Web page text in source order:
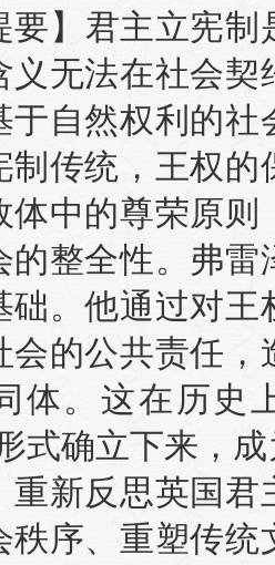
要】君主立宪
义无法在社会
于自然权利的
制传统，王权
体中的尊荣原
的整全性。弗
础。他通过对
会的公共责任
体。这在历史
式确立下来，
重新反思英国
秩序、重塑传